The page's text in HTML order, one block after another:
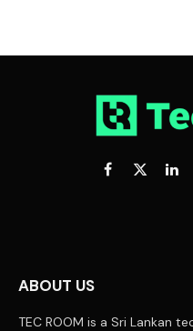
Facebook
X
ABOUT US
TEC ROOM is a Sri Lankan